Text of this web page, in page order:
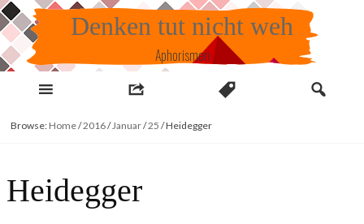
Skip
to
content
Denken tut nicht weh
Aphorismen
Browse: Home/2016/Januar/25 /Heidegger
Heidegger